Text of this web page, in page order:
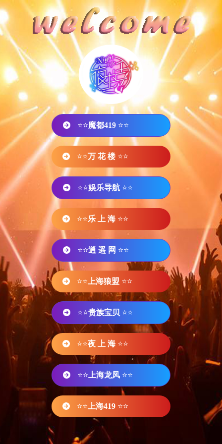
⭐⭐魔都419 ⭐⭐
⭐⭐万 花 楼 ⭐⭐
⭐⭐娱乐导航 ⭐⭐
⭐⭐乐 上 海 ⭐⭐
⭐⭐逍 遥 网 ⭐⭐
⭐⭐ 上海狼盟 ⭐⭐
⭐⭐贵族宝贝 ⭐⭐
⭐⭐夜 上 海 ⭐⭐
⭐⭐ 上海龙凤 ⭐⭐
⭐⭐ 上海419 ⭐⭐